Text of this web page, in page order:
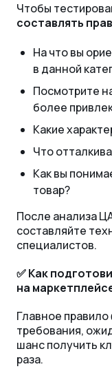
Чтобы
составлять
На что вы
в данной
Посмотрите
более
Какие
Что
Как вы
товар?
После анализа
составляйте
специалистов.
✅ Как
на
Главное
требования,
шанс получить
раза.